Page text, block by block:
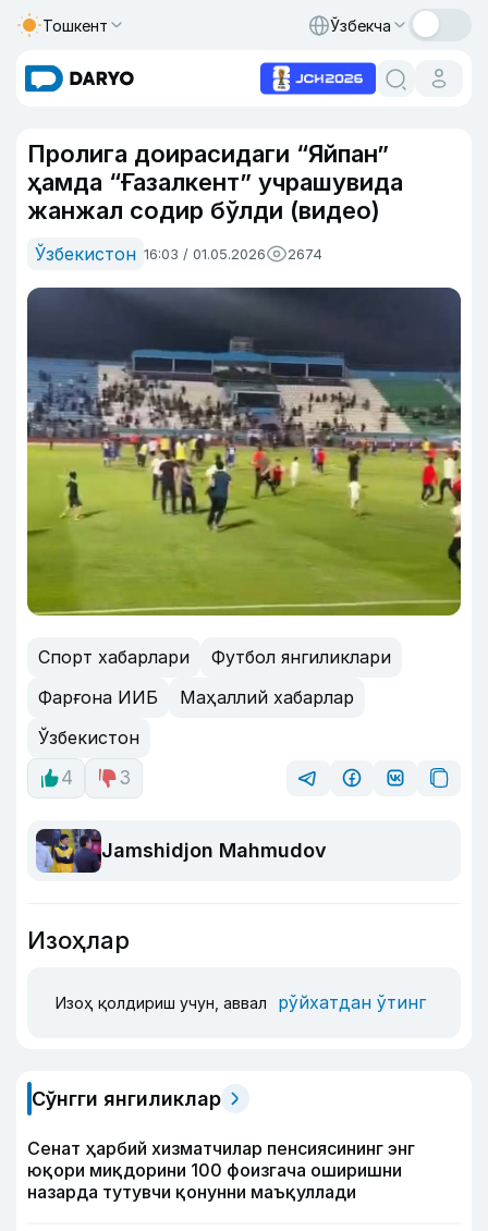
Тошкент Ўзбекча
Пролига доирасидаги “Яйпан”
ҳамда “Ғазалкент” учрашувида
жанжал содир бўлди (видео)
Ўзбекистон 16:03 / 01.05.2026 2674
Спорт хабарлари
Футбол янгиликлари
Фарғона ИИБ
Маҳаллий хабарлар
Ўзбекистон
4
3
Jamshidjon Mahmudov
Изоҳлар
Изоҳ қолдириш учун, аввал рўйхатдан ўтинг
Сўнгги янгиликлар
Сенат ҳарбий хизматчилар пенсиясининг энг
юқори миқдорини 100 фоизгача оширишни
назарда тутувчи қонунни маъқуллади